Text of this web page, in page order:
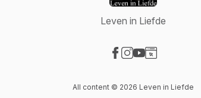
Leven in Liefde
All content © 2026 Leven in Liefde